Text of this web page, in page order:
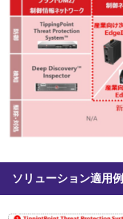
ソリューション適用例